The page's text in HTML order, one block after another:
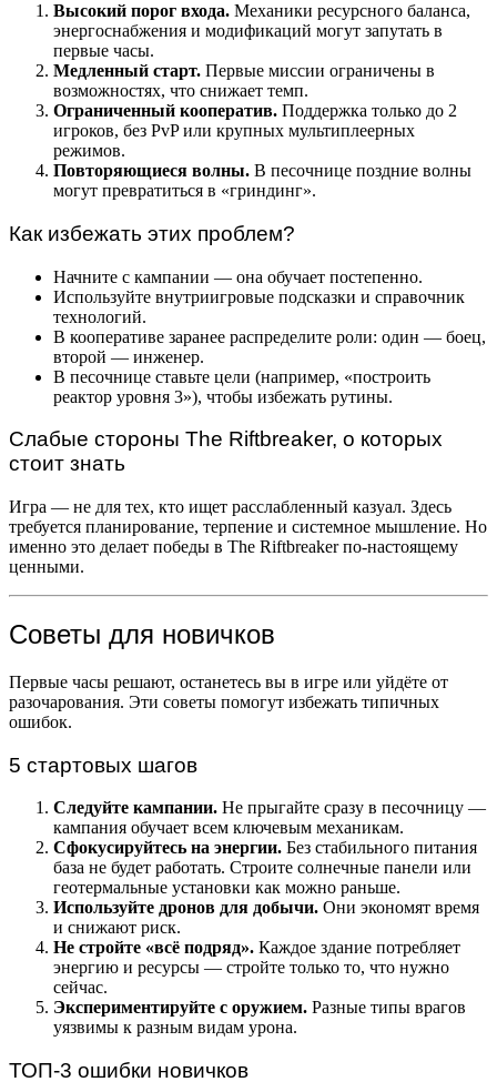
Высокий порог входа. Механики ресурсного баланса,
энергоснабжения и модификаций могут запутать в
первые часы.
Медленный старт. Первые миссии ограничены в
возможностях, что снижает темп.
Ограниченный кооператив. Поддержка только до 2
игроков, без PvP или крупных мультиплеерных
режимов.
Повторяющиеся волны. В песочнице поздние волны
могут превратиться в «гриндинг».
Как избежать этих проблем?
Начните с кампании — она обучает постепенно.
Используйте внутриигровые подсказки и справочник
технологий.
В кооперативе заранее распределите роли: один — боец,
второй — инженер.
В песочнице ставьте цели (например, «построить
реактор уровня 3»), чтобы избежать рутины.
Слабые стороны The Riftbreaker, о которых
стоит знать
Игра — не для тех, кто ищет расслабленный казуал. Здесь
требуется планирование, терпение и системное мышление. Но
именно это делает победы в The Riftbreaker по-настоящему
ценными.
Советы для новичков
Первые часы решают, останетесь вы в игре или уйдёте от
разочарования. Эти советы помогут избежать типичных
ошибок.
5 стартовых шагов
Следуйте кампании. Не прыгайте сразу в песочницу —
кампания обучает всем ключевым механикам.
Сфокусируйтесь на энергии. Без стабильного питания
база не будет работать. Строите солнечные панели или
геотермальные установки как можно раньше.
Используйте дронов для добычи. Они экономят время
и снижают риск.
Не стройте «всё подряд». Каждое здание потребляет
энергию и ресурсы — стройте только то, что нужно
сейчас.
Экспериментируйте с оружием. Разные типы врагов
уязвимы к разным видам урона.
ТОП-3 ошибки новичков